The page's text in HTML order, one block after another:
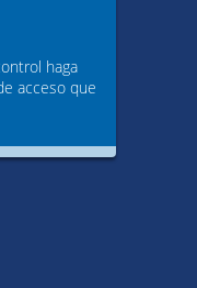
haga
acceso que